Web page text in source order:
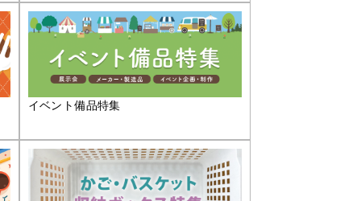
イベント備品特集